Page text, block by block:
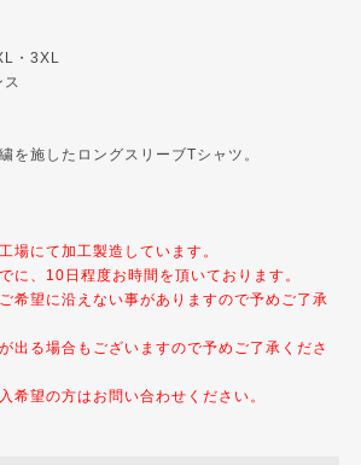
・3XL
を施したロングスリーブTシャツ。
場にて加工製造しています。
に、10日程度お時間を頂いております。
希望に沿えない事がありますので予めご了承
出る場合もございますので予めご了承くださ
希望の方はお問い合わせください。